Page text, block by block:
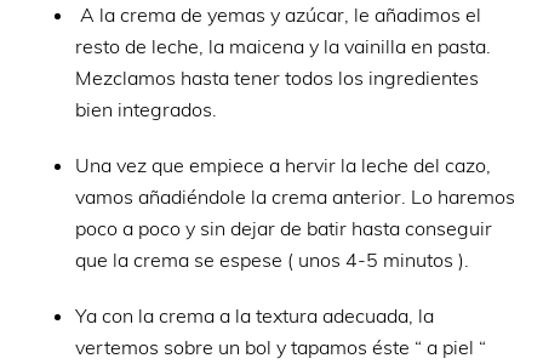
A la crema de yemas y azúcar, le añadimos el
resto de leche, la maicena y la vainilla en pasta.
Mezclamos hasta tener todos los ingredientes
bien integrados.
Una vez que empiece a hervir la leche del cazo,
vamos añadiéndole la crema anterior. Lo haremos
poco a poco y sin dejar de batir hasta conseguir
que la crema se espese ( unos 4-5 minutos ).
Ya con la crema a la textura adecuada, la
vertemos sobre un bol y tapamos éste “ a piel “